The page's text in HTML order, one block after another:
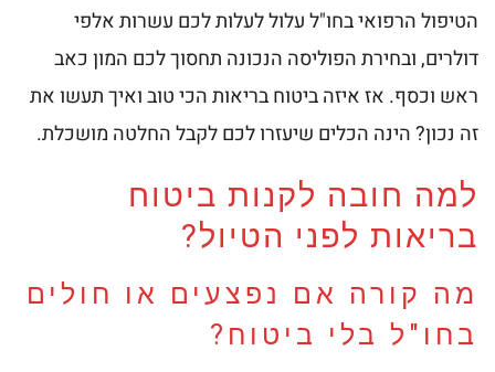
הטיפול הרפואי בחו"ל עלול לעלות לכם עשרות אלפי
דולרים, ובחירת הפוליסה הנכונה תחסוך לכם המון כאב
ראש וכסף. אז איזה ביטוח בריאות הכי טוב ואיך תעשו את
זה נכון? הינה הכלים שיעזרו לכם לקבל החלטה מושכלת.
למה חובה לקנות ביטוח
בריאות לפני הטיול?
מה קורה אם נפצעים או חולים
בחו"ל בלי ביטוח?